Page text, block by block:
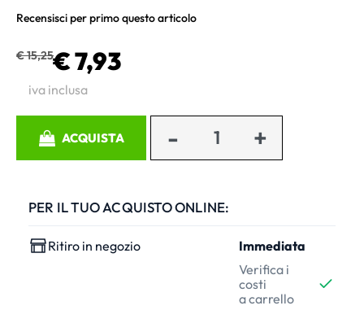
Recensisci per primo questo articolo
€ 15,25€ 7,93
iva inclusa
ACQUISTA
PER IL TUO ACQUISTO ONLINE:
Ritiro in negozio
Immediata
Verifica i
costi
a carrello